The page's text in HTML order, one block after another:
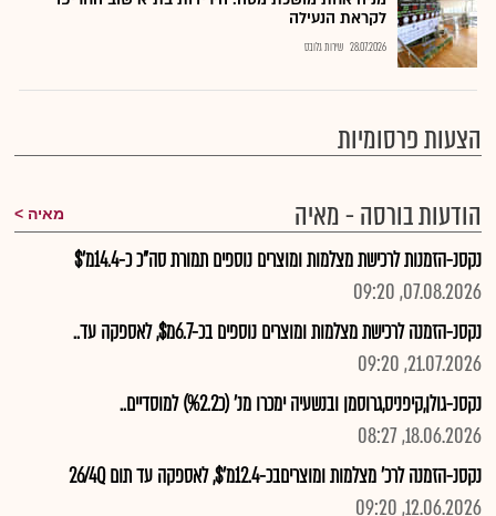
לקראת הנעילה
28.07.2026 שירות גלובס
הצעות פרסומיות
הודעות בורסה - מאיה
מאיה
נקסנ-הזמנות לרכישת מצלמות ומוצרים נוספים תמורת סה"כ כ-14.4מ'$
07.08.2026, 09:20
נקסנ-הזמנה לרכישת מצלמות ומוצרים נוספים בכ-6.7מ$, לאספקה עד..
21.07.2026, 09:20
נקסנ-גולן,קיפניס,גרוסמן ובנשעיה ימכרו מנ' (כ%2.2) למוסדיים..
18.06.2026, 08:27
נקסנ-הזמנה לרכ' מצלמות ומוצריםבכ-12.4מ'$, לאספקה עד תום 26/4Q
12.06.2026, 09:20